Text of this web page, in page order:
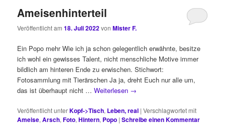
Ameisenhinterteil
Veröffentlicht am18. Juli 2022vonMister F.
Ein Popo mehr Wie ich ja schon gelegentlich erwähnte, besitze
ich wohl ein gewisses Talent, nicht menschliche Motive immer
bildlich am hinteren Ende zu erwischen. Stichwort:
Fotosammlung mit Tierärschen Ja ja, dreht Euch nur alle um,
das ist überhaupt nicht …Weiterlesen →
Veröffentlicht unterKopf->Tisch, Leben, real |Verschlagwortet mit
Ameise,Arsch,Foto,Hintern, Popo |Schreibe einen Kommentar